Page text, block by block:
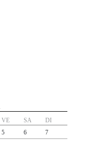
VE SA
DI
5 6
7